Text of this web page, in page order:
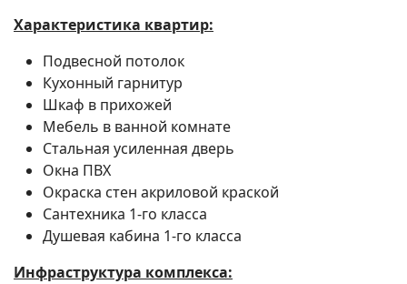
Характеристика квартир:
Подвесной потолок
Кухонный гарнитур
Шкаф в прихожей
Мебель в ванной комнате
Стальная усиленная дверь
Окна ПВХ
Окраска стен акриловой краской
Сантехника 1-го класса
Душевая кабина 1-го класса
Инфраструктура комплекса: